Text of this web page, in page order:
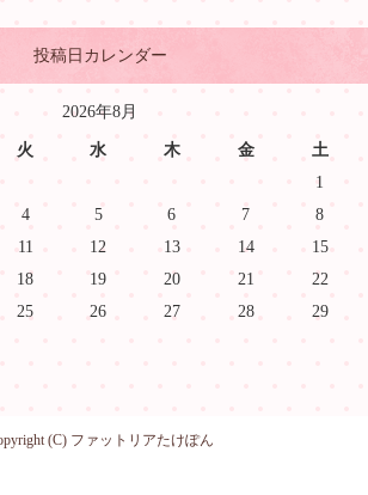
投稿日カレンダー
2026年8月
火 水 木 金 土
1
4 5 6 7
8
11 12 13 14
15
18 19 20 21
22
25 26 27 28
29
(C) ファットリアたけぽん